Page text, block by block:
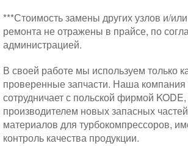
***Стоимость замены других узлов и/
ремонта не отражены в прайсе, по
администрацией.
В своей работе мы используем только
проверенные запчасти. Наша компания
сотрудничает с польской фирмой
производителем новых запасных
материалов для турбокомпрессоров,
контроль качества продукции.